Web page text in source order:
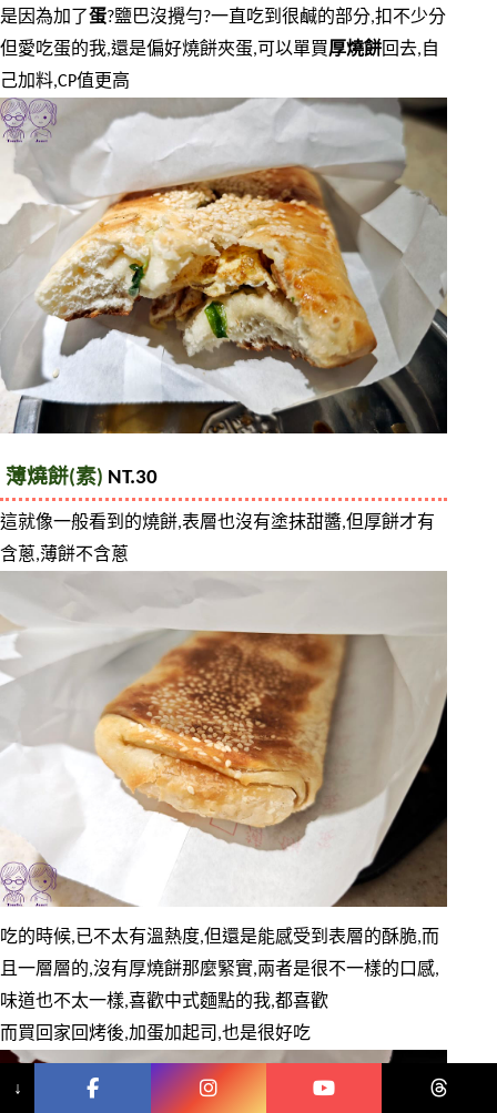
是因為加了 蛋?鹽巴沒攪勻?一直吃到很鹹的部分,扣不少分
但愛吃蛋的我,還是偏好燒餅夾蛋,可以單買厚燒餅回去,自
己加料,CP值更高
薄燒餅(素) NT.30
這就像一般看到的燒餅,表層也沒有塗抹甜醬,但厚餅才有
含蔥,薄餅不含蔥
吃的時候,已不太有溫熱度,但還是能感受到表層的酥脆,而
且一層層的,沒有厚燒餅那麼緊實,兩者是很不一樣的口感,
味道也不太一樣,喜歡中式麵點的我,都喜歡
而買回家回烤後,加蛋加起司,也是很好吃
↓